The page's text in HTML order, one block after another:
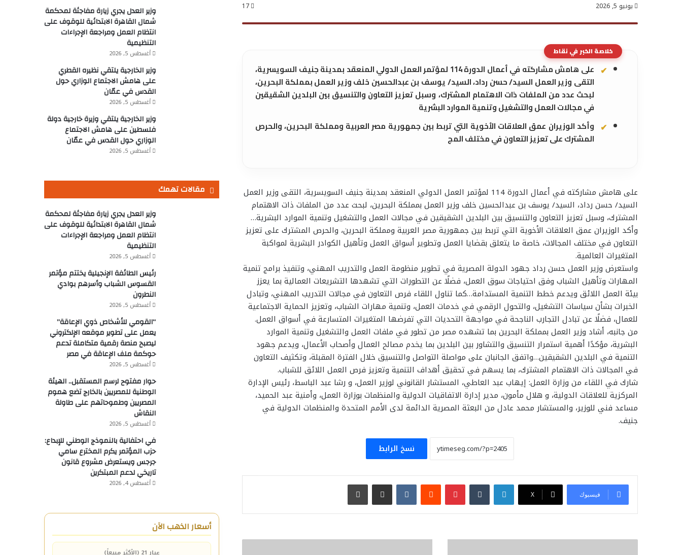
يونيو 5, 2026 17
خلاصة الخبر في نقاط
على هامش مشاركته في أعمال الدورة 114 لمؤتمر العمل الدولي المنعقد بمدينة جنيف السويسرية،
التقى وزير العمل السيد/ حسن رداد، السيد/ يوسف بن عبدالحسين خلف وزير العمل بمملكة البحرين،
لبحث عدد من الملفات ذات الاهتمام المشترك، وسبل تعزيز التعاون والتنسيق بين البلدين الشقيقين
في مجالات العمل والتشغيل وتنمية الموارد البشرية
وأكد الوزيران عمق العلاقات الأخوية التي تربط بين جمهورية مصر العربية ومملكة البحرين، والحرص
المشترك على تعزيز التعاون في مختلف المج
على هامش مشاركته في أعمال الدورة 114 لمؤتمر العمل الدولي المنعقد بمدينة جنيف السويسرية، التقى وزير العمل
السيد/ حسن رداد، السيد/ يوسف بن عبدالحسين خلف وزير العمل بمملكة البحرين، لبحث عدد من الملفات ذات الاهتمام
المشترك، وسبل تعزيز التعاون والتنسيق بين البلدين الشقيقين في مجالات العمل والتشغيل وتنمية الموارد البشرية…
وأكد الوزيران عمق العلاقات الأخوية التي تربط بين جمهورية مصر العربية ومملكة البحرين، والحرص المشترك على تعزيز
التعاون في مختلف المجالات، خاصة ما يتعلق بقضايا العمل وتطوير أسواق العمل وتأهيل الكوادر البشرية لمواكبة
المتغيرات العالمية.
واستعرض وزير العمل حسن رداد جهود الدولة المصرية في تطوير منظومة العمل والتدريب المهني، وتنفيذ برامج تنمية
المهارات وتأهيل الشباب وفق احتياجات سوق العمل، فضلًا عن التطورات التي تشهدها التشريعات العمالية بما يعزز
بيئة العمل اللائق ويدعم خطط التنمية المستدامة…كما تناول اللقاء فرص التعاون في مجالات التدريب المهني، وتبادل
الخبرات بشأن سياسات التشغيل، والتحول الرقمي في خدمات العمل، وتنمية مهارات الشباب، وتعزيز الحماية الاجتماعية
للعمال، فضلًا عن تبادل التجارب الناجحة في مواجهة التحديات التي تفرضها المتغيرات المتسارعة في أسواق العمل.
من جانبه، أشاد وزير العمل بمملكة البحرين بما تشهده مصر من تطور في ملفات العمل والتشغيل وتنمية الموارد
البشرية، مؤكدًا أهمية استمرار التنسيق والتشاور بين البلدين بما يخدم مصالح العمال وأصحاب الأعمال، ويدعم جهود
التنمية في البلدين الشقيقين…واتفق الجانبان على مواصلة التواصل والتنسيق خلال الفترة المقبلة، وتكثيف التعاون
في المجالات ذات الاهتمام المشترك، بما يسهم في تحقيق أهداف التنمية وتعزيز فرص العمل اللائق للشباب.
شارك في اللقاء من وزارة العمل: إيهاب عبد العاطي، المستشار القانوني لوزير العمل، و رشا عبد الباسط، رئيس الإدارة
المركزية للعلاقات الدولية، و هلال مأمون، مدير إدارة الاتفاقيات الدولية والمنظمات بوزارة العمل، وأمنية عبد الحميد،
مساعد فني للوزير، والمستشار محمد عادل من البعثة المصرية الدائمة لدى الأمم المتحدة والمنظمات الدولية في
جنيف.
نسخ الرابط
فيسبوك ‫X
لينكدإن بينتيريست مشاركة عبر البريد طباعة
وزير
وزير العدل يجري زيارة مفاجئة لمحكمة
شمال القاهرة الابتدائية للوقوف على
انتظام العمل ومراجعة الإجراءات
التنظيمية
أغسطس 5, 2026
وزير الخارجية يلتقي نظيره القطري
على هامش الاجتماع الوزاري حول
القدس في عمّان
أغسطس 5, 2026
وزير الخارجية يلتقي وزيرة خارجية دولة
فلسطين على هامش الاجتماع
الوزاري حول القدس في عمّان
أغسطس 5, 2026
مقالات تهمك
وزير العدل يجري زيارة مفاجئة لمحكمة
شمال القاهرة الابتدائية للوقوف على
انتظام العمل ومراجعة الإجراءات
التنظيمية
أغسطس 5, 2026
رئيس الطائفة الإنجيلية يختتم مؤتمر
القسوس الشباب وأسرهم بوادي
النطرون
أغسطس 5, 2026
“القومي للأشخاص ذوي الإعاقة”
يعمل على تطوير موقعه الإلكتروني
ليصبح منصة رقمية متكاملة تدعم
حوكمة ملف الإعاقة في مصر
أغسطس 5, 2026
حوار مفتوح لرسم المستقبل.. الهيئة
الوطنية للمصريين بالخارج تضع هموم
المصريين وطموحاتهم على طاولة
النقاش
أغسطس 5, 2026
في احتفالية بالنموذج الوطني للإبداع:
حزب المؤتمر يكرم المخترع سامي
جرجس ويستعرض مشروع قانون
تاريخي لدعم المبتكرين
أغسطس 4, 2026
أسعار الذهب الآن
عيار 21 (الأكثر مبيعاً)